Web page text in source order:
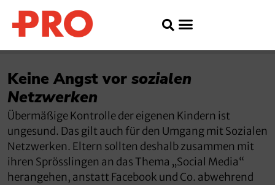
Keine Angst vor sozialen
Netzwerken
Übermäßige Kontrolle der eigenen Kindern ist
ungesund. Das gilt auch für den Umgang mit Sozialen
Netzwerken. Eltern sollten deshalb zusammen mit
ihren Sprösslingen an das Thema „Social Media“
herangehen, anstatt Facebook und Co. abwehrend